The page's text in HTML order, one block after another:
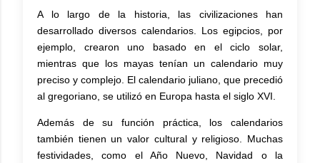
A lo largo de la historia, las civilizaciones han
desarrollado diversos calendarios. Los egipcios, por
ejemplo, crearon uno basado en el ciclo solar,
mientras que los mayas tenían un calendario muy
preciso y complejo. El calendario juliano, que precedió
al gregoriano, se utilizó en Europa hasta el siglo XVI.
Además de su función práctica, los calendarios
también tienen un valor cultural y religioso. Muchas
festividades, como el Año Nuevo, Navidad o la